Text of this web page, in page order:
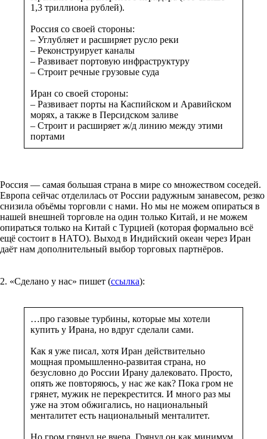
1,3 триллиона рублей).
Россия со своей стороны:
– Углубляет и расширяет русло реки
– Реконструирует каналы
– Развивает портовую инфраструктуру
– Строит речные грузовые суда
Иран со своей стороны:
– Развивает порты на Каспийском и Аравийском
морях, а также в Персидском заливе
– Строит и расширяет ж/д линию между этими
портами
Россия — самая большая страна в мире со множеством соседей.
Европа сейчас отделилась от России радужным занавесом, резко
снизила объёмы торговли с нами. Но мы не можем опираться в
нашей внешней торговле на один только Китай, и не можем
опираться только на Китай с Турцией (которая формально всё
ещё состоит в НАТО). Выход в Индийский океан через Иран
даёт нам дополнительный выбор торговых партнёров.
2. «Сделано у нас» пишет (ссылка):
…про газовые турбины, которые мы хотели
купить у Ирана, но вдруг сделали сами.
Как я уже писал, хотя Иран действительно
мощная промышленно-развитая страна, но
безусловно до России Ирану далековато. Просто,
опять же повторяюсь, у нас же как? Пока гром не
грянет, мужик не перекрестится. И много раз мы
уже на этом обжигались, но национальный
менталитет есть национальный менталитет.
Но гром грянул не вчера. Грянул он как минимум